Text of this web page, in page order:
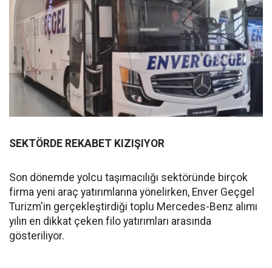
SEKTÖRDE REKABET KIZIŞIYOR
Son dönemde yolcu taşımacılığı sektöründe birçok
firma yeni araç yatırımlarına yönelirken, Enver Geçgel
Turizm'in gerçekleştirdiği toplu Mercedes-Benz alımı
yılın en dikkat çeken filo yatırımları arasında
gösteriliyor.